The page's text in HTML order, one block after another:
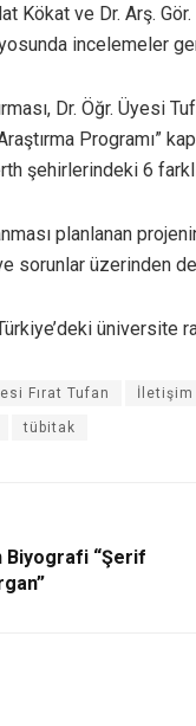
Kökat ve Dr. Arş.
incelemeler
Dr. Öğr. Üyesi
Programı”
şehirlerindeki 6
planlanan
sorunlar üzerinden
Türkiye’deki üniversite
Fırat Tufan İletişim
tübitak
Biyografi “Şerif